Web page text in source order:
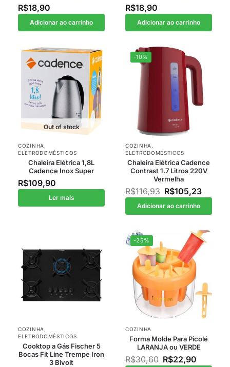
R$18,90
Adicionar ao carrinho
R$18,90
Adicionar ao carrinho
Out of stock
COZINHA ,
ELETRODOMÉSTICOS
Chaleira Elétrica 1,8L
Cadence Inox Super
R$109,90
Ler mais
-10%
COZINHA ,
ELETRODOMÉSTICOS
Chaleira Elétrica Cadence
Contrast 1.7 Litros 220V
Vermelha
R$116,93 R$105,23
Adicionar ao carrinho
COZINHA ,
ELETRODOMÉSTICOS
Cooktop a Gás Fischer 5
Bocas Fit Line Trempe Iron
3 Bivolt
-25%
COZINHA
Forma Molde Para Picolé
LARANJA ou VERDE
R$30,60 R$22,90